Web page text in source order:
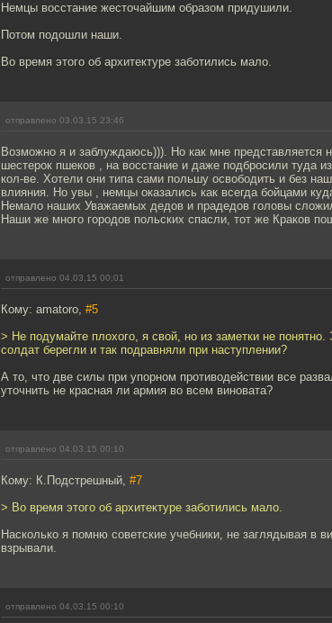
Немцы восстание жесточайшим образом придушили.
Потом подошли наши.
Во время этого об архитектуре заботились мало.
отправлено 03.03.15 23:46
Возможно я и заблуждаюсь))). Но как мне представляется
шестерок пшеков , на восстание и даже подбросили туда
кол-ве. Хотели они типа сами польшу освободить и без
влияния. Но увы , немцы оказались как всегда бойцами
Немало наших Уважаемых дедов и прадедов головы
Наши же много городов польских спасли, тот же Краков
отправлено 04.03.15 00:01
Кому: amatoro, #5
> Не подумайте плохого, я свой, но из заметки не
солдат берегли и так подравняли при наступлении?
А то, что две силы при упорном противодействии все
уточнить не красная ли армия во всем виновата?
отправлено 04.03.15 00:10
Кому: К.Подстрешный, #7
> Во время этого об архитектуре заботились мало.
Насколько я помню советские учебники, не заглядывая в
взрывали.
отправлено 04.03.15 00:10